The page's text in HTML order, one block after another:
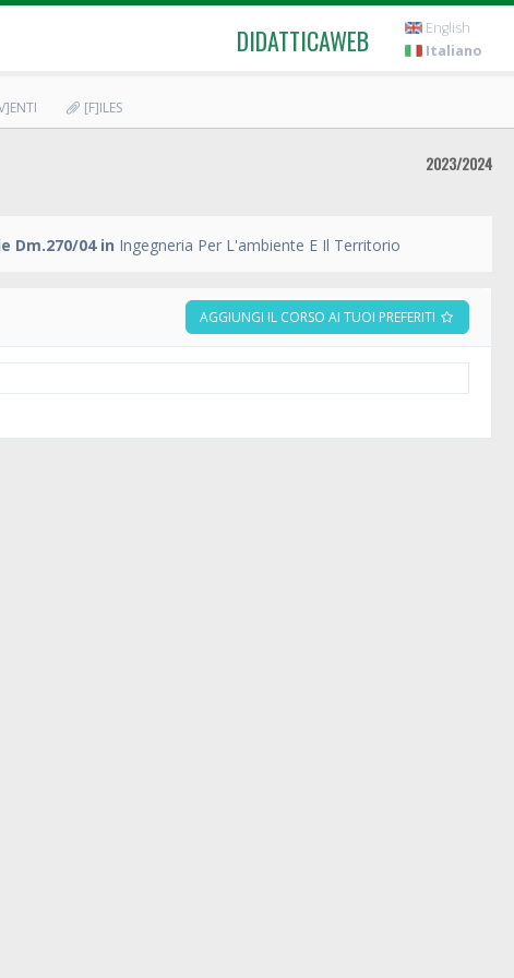
DIDATTICAWEB
English
Italiano
[F]ILES
2023/2024
Dm.270/04 in Ingegneria Per L'ambiente E Il Territorio
AGGIUNGI IL CORSO AI TUOI PREFERITI